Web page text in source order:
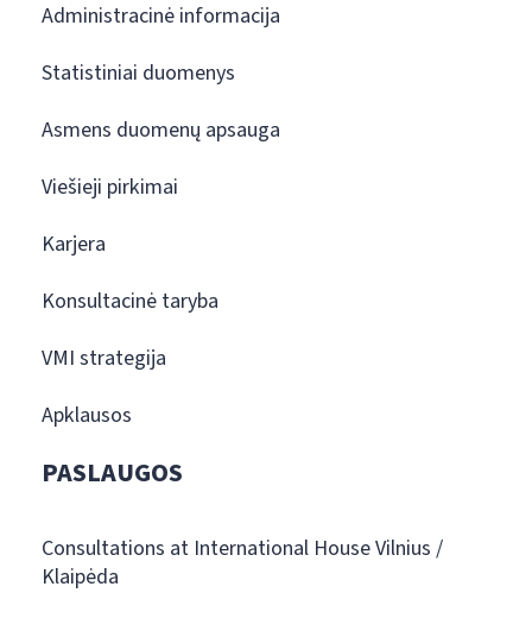
Administracinė informacija
Statistiniai duomenys
Asmens duomenų apsauga
Viešieji pirkimai
Karjera
Konsultacinė taryba
VMI strategija
Apklausos
PASLAUGOS
Consultations at International House Vilnius /
Klaipėda